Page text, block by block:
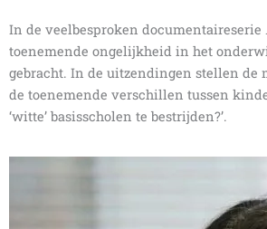
In de veelbesproken documentaireserie
toenemende ongelijkheid in het
gebracht. In de uitzendingen stellen de
de toenemende verschillen tussen
‘witte’ basisscholen te bestrijden?’.